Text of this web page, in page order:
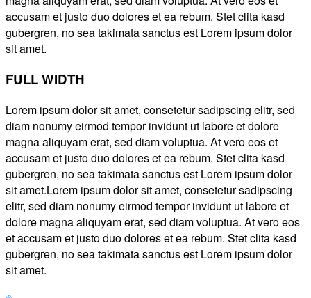
accusam et justo duo dolores et ea rebum. Stet clita kasd
gubergren, no sea takimata sanctus est Lorem ipsum dolor
sit amet.
FULL WIDTH
Lorem ipsum dolor sit amet, consetetur sadipscing elitr, sed
diam nonumy eirmod tempor invidunt ut labore et dolore
magna aliquyam erat, sed diam voluptua. At vero eos et
accusam et justo duo dolores et ea rebum. Stet clita kasd
gubergren, no sea takimata sanctus est Lorem ipsum dolor
sit amet.Lorem ipsum dolor sit amet, consetetur sadipscing
elitr, sed diam nonumy eirmod tempor invidunt ut labore et
dolore magna aliquyam erat, sed diam voluptua. At vero eos
et accusam et justo duo dolores et ea rebum. Stet clita kasd
gubergren, no sea takimata sanctus est Lorem ipsum dolor
sit amet.